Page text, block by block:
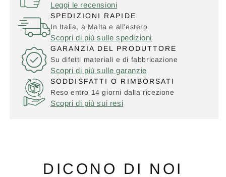
Leggi le recensioni
SPEDIZIONI RAPIDE
In Italia, a Malta e all'estero
Scopri di più sulle spedizioni
GARANZIA DEL PRODUTTORE
Su difetti materiali e di fabbricazione
Scopri di più sulle garanzie
SODDISFATTI O RIMBORSATI
Reso entro 14 giorni dalla ricezione
Scopri di più sui resi
DICONO DI NOI